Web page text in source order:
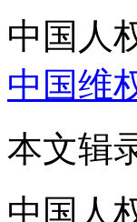
中国人
中国维
本文辑
中国人